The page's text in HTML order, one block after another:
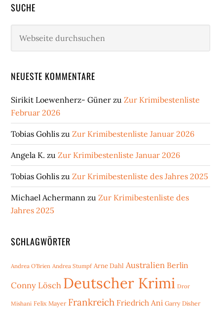
SUCHE
durchsuchen
NEUESTE KOMMENTARE
Sirikit Loewenherz- Güner zuZur Krimibestenliste
Februar 2026
Tobias Gohlis zuZur Krimibestenliste Januar 2026
Angela K. zuZur Krimibestenliste Januar 2026
Tobias Gohlis zuZur Krimibestenliste des Jahres 2025
Michael Achermann zuZur Krimibestenliste des
Jahres 2025
SCHLAGWÖRTER
Andrea O'Brien Andrea Stumpf Arne Dahl Australien Berlin
Conny Lösch Deutscher Krimi Dror
Mishani Felix Mayer Frankreich Friedrich Ani Garry Disher